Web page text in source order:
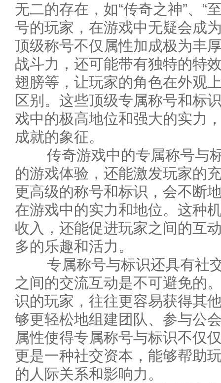
无二的存在，如“传奇之神”、“
号的玩家，在游戏中无疑会成
顶级称号不仅属性加成极为丰
战斗力，还可能带有独特的特
翅膀等，让玩家的角色在外观
区别。这些顶级专属称号和标
戏中的极高地位和强大的实力
成就的象征。
传奇游戏中的专属称号与
的游戏体验，还能激发玩家的
更高级的称号和标识，会不断
在游戏中的实力和地位。这种
收入，还能促进玩家之间的互
多的乐趣和活力。
专属称号与标识还具有社
之间的交流互动是不可避免的
识的玩家，往往更容易获得其
够更轻松地组建团队、参与公
属性使得专属称号与标识不仅
更是一种社交资本，能够帮助
的人际关系和影响力。